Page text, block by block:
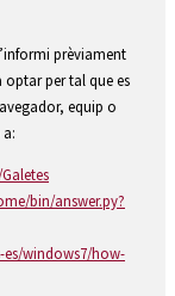
prèviament
optar per tal que es
equip o
bin/answer.py?
windows7/how-